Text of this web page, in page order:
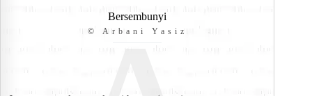
Bersembunyi
© Arbani Yasiz